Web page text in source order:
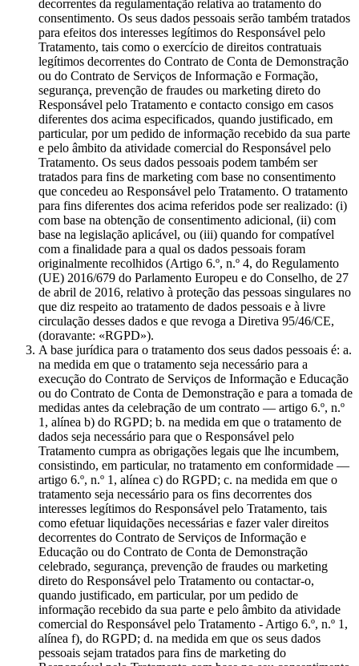
decorrentes da regulamentação relativa ao tratamento do
consentimento. Os seus dados pessoais serão também tratados
para efeitos dos interesses legítimos do Responsável pelo
Tratamento, tais como o exercício de direitos contratuais
legítimos decorrentes do Contrato de Conta de Demonstração
ou do Contrato de Serviços de Informação e Formação,
segurança, prevenção de fraudes ou marketing direto do
Responsável pelo Tratamento e contacto consigo em casos
diferentes dos acima especificados, quando justificado, em
particular, por um pedido de informação recebido da sua parte
e pelo âmbito da atividade comercial do Responsável pelo
Tratamento. Os seus dados pessoais podem também ser
tratados para fins de marketing com base no consentimento
que concedeu ao Responsável pelo Tratamento. O tratamento
para fins diferentes dos acima referidos pode ser realizado: (i)
com base na obtenção de consentimento adicional, (ii) com
base na legislação aplicável, ou (iii) quando for compatível
com a finalidade para a qual os dados pessoais foram
originalmente recolhidos (Artigo 6.º, n.º 4, do Regulamento
(UE) 2016/679 do Parlamento Europeu e do Conselho, de 27
de abril de 2016, relativo à proteção das pessoas singulares no
que diz respeito ao tratamento de dados pessoais e à livre
circulação desses dados e que revoga a Diretiva 95/46/CE,
(doravante: «RGPD»).
A base jurídica para o tratamento dos seus dados pessoais é: a.
na medida em que o tratamento seja necessário para a
execução do Contrato de Serviços de Informação e Educação
ou do Contrato de Conta de Demonstração e para a tomada de
medidas antes da celebração de um contrato — artigo 6.º, n.º
1, alínea b) do RGPD; b. na medida em que o tratamento de
dados seja necessário para que o Responsável pelo
Tratamento cumpra as obrigações legais que lhe incumbem,
consistindo, em particular, no tratamento em conformidade —
artigo 6.º, n.º 1, alínea c) do RGPD; c. na medida em que o
tratamento seja necessário para os fins decorrentes dos
interesses legítimos do Responsável pelo Tratamento, tais
como efetuar liquidações necessárias e fazer valer direitos
decorrentes do Contrato de Serviços de Informação e
Educação ou do Contrato de Conta de Demonstração
celebrado, segurança, prevenção de fraudes ou marketing
direto do Responsável pelo Tratamento ou contactar-o,
quando justificado, em particular, por um pedido de
informação recebido da sua parte e pelo âmbito da atividade
comercial do Responsável pelo Tratamento - Artigo 6.º, n.º 1,
alínea f), do RGPD; d. na medida em que os seus dados
pessoais sejam tratados para fins de marketing do